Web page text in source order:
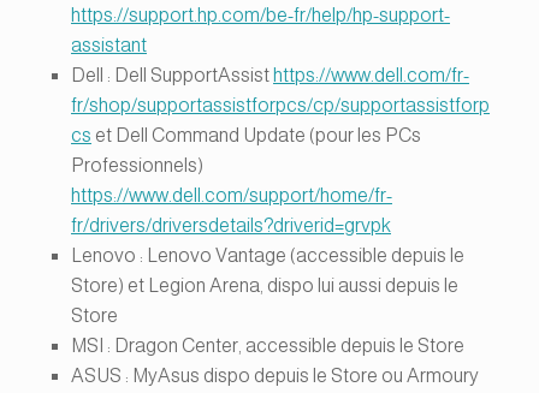
https://support.hp.com/be-fr/help/hp-support-
assistant
Dell : Dell SupportAssist https://www.dell.com/fr-
fr/shop/supportassistforpcs/cp/supportassistforp
cs et Dell Command Update (pour les PCs
Professionnels)
https://www.dell.com/support/home/fr-
fr/drivers/driversdetails?driverid=grvpk
Lenovo : Lenovo Vantage (accessible depuis le
Store) et Legion Arena, dispo lui aussi depuis le
Store
MSI : Dragon Center, accessible depuis le Store
ASUS : MyAsus dispo depuis le Store ou Armoury